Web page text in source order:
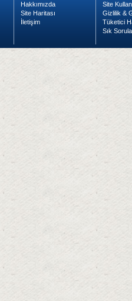
Hakkımızda
Site Haritası
İletişim
Site
Gizlilik &
Tüketici
Sık